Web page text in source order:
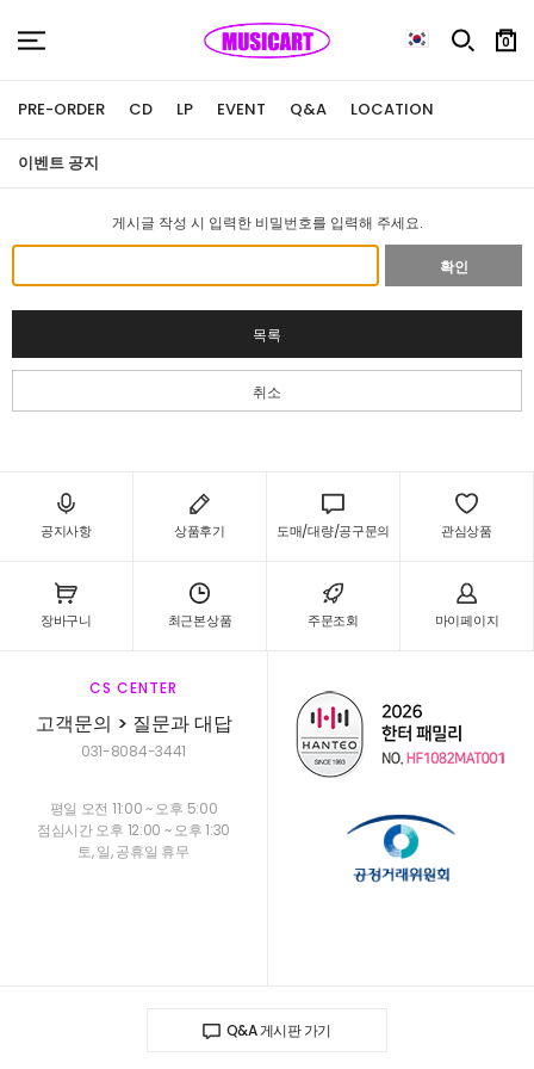
0
PRE-ORDER CD LP EVENT Q&A LOCATION
이벤트 공지
게시글 작성 시 입력한 비밀번호를 입력해 주세요.
확인
목록
취소
공지사항 상품후기 도매/대량/공구문의 관심상품
장바구니 최근본상품 주문조회 마이페이지
CS CENTER
고객문의 > 질문과 대답
031-8084-3441
평일 오전 11:00 ~ 오후 5:00
점심시간 오후 12:00 ~ 오후 1:30
토, 일, 공휴일 휴무
Q&A 게시판 가기